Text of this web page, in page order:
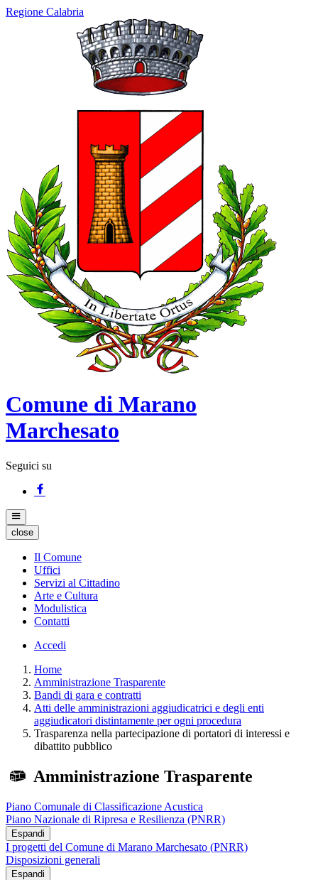
Regione Calabria
Comune di Marano
Marchesato
Seguici su
close
Il Comune
Uffici
Servizi al Cittadino
Arte e Cultura
Modulistica
Contatti
Accedi
Home
Amministrazione Trasparente
Bandi di gara e contratti
Atti delle amministrazioni aggiudicatrici e degli enti
aggiudicatori distintamente per ogni procedura
Trasparenza nella partecipazione di portatori di interessi e
dibattito pubblico
Amministrazione Trasparente
Piano Comunale di Classificazione Acustica
Piano Nazionale di Ripresa e Resilienza (PNRR)
Espandi
I progetti del Comune di Marano Marchesato (PNRR)
Disposizioni generali
Espandi